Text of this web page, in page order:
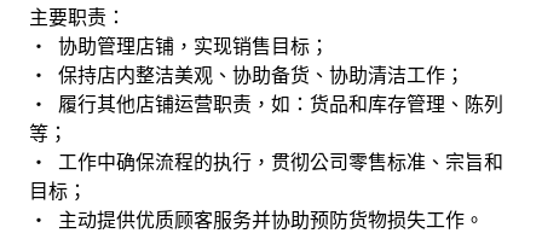
主要职责：
· 协助管理店铺，实现销售目标；
· 保持店内整洁美观、协助备货、协助清洁工作；
· 履行其他店铺运营职责，如：货品和库存管理、陈列
等；
· 工作中确保流程的执行，贯彻公司零售标准、宗旨和
目标；
· 主动提供优质顾客服务并协助预防货物损失工作。